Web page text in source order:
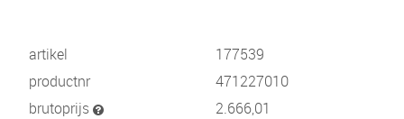
artikel
177539
productnr
471227010
brutoprijs
2.666,01